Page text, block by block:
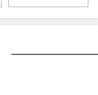
回收西门子触摸屏